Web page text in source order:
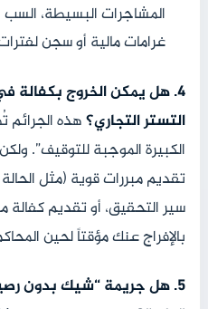
المشاجرات البسيطة، السب
غرامات مالية أو سجن
4. هل يمكن الخروج بكفالة
التستر التجاري؟هذه الجرائم
الكبيرة الموجبة للتوقيف”.
تقديم مبررات قوية (مثل
سير التحقيق، أو تقديم كفالة
بالإفراج عنك مؤقتاً لحين
5. هل جريمة “شيك بدون